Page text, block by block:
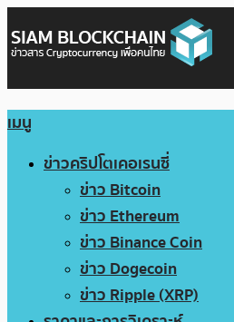
เมนู
ข่าวคริปโตเคอเรนซี่
ข่าว Bitcoin
ข่าว Ethereum
ข่าว Binance Coin
ข่าว Dogecoin
ข่าว Ripple (XRP)